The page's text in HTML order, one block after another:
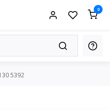
0
5392